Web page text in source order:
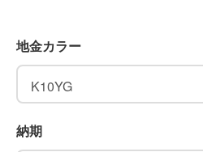
地金カラー
納期